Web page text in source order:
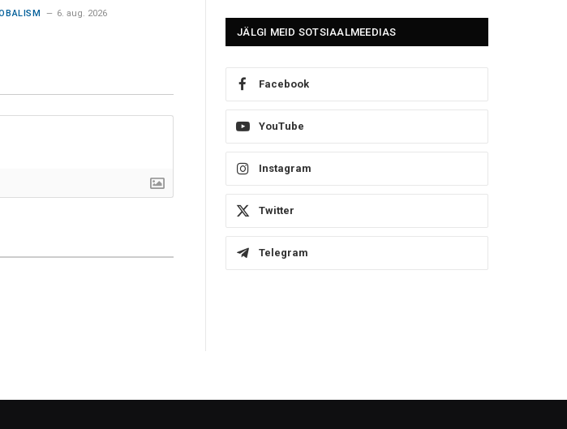
6. aug. 2026
JÄLGI MEID SOTSIAALMEEDIAS
Facebook
YouTube
Instagram
Twitter
Telegram